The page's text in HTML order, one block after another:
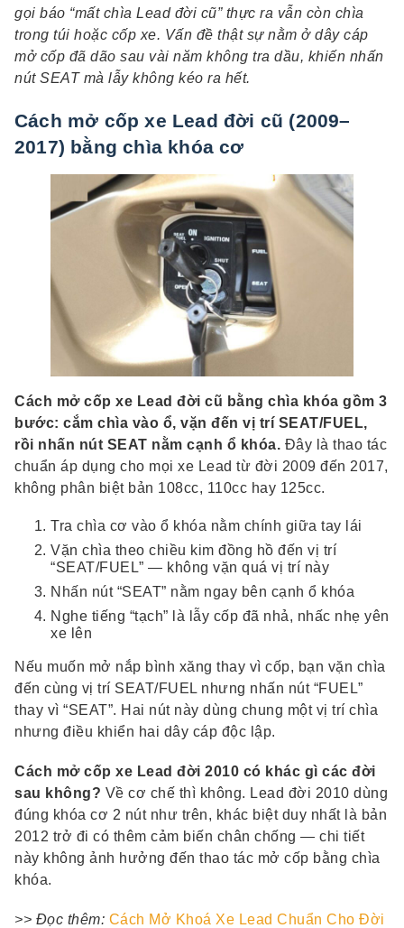
gọi báo “mất chìa Lead đời cũ” thực ra vẫn còn chìa
trong túi hoặc cốp xe. Vấn đề thật sự nằm ở dây cáp
mở cốp đã dão sau vài năm không tra dầu, khiến nhấn
nút SEAT mà lẫy không kéo ra hết.
Cách mở cốp xe Lead đời cũ (2009–
2017) bằng chìa khóa cơ
Cách mở cốp xe Lead đời cũ bằng chìa khóa gồm 3
bước: cắm chìa vào ổ, vặn đến vị trí SEAT/FUEL,
rồi nhấn nút SEAT nằm cạnh ổ khóa. Đây là thao tác
chuẩn áp dụng cho mọi xe Lead từ đời 2009 đến 2017,
không phân biệt bản 108cc, 110cc hay 125cc.
Tra chìa cơ vào ổ khóa nằm chính giữa tay lái
Vặn chìa theo chiều kim đồng hồ đến vị trí
“SEAT/FUEL” — không vặn quá vị trí này
Nhấn nút “SEAT” nằm ngay bên cạnh ổ khóa
Nghe tiếng “tạch” là lẫy cốp đã nhả, nhấc nhẹ yên
xe lên
Nếu muốn mở nắp bình xăng thay vì cốp, bạn vặn chìa
đến cùng vị trí SEAT/FUEL nhưng nhấn nút “FUEL”
thay vì “SEAT”. Hai nút này dùng chung một vị trí chìa
nhưng điều khiển hai dây cáp độc lập.
Cách mở cốp xe Lead đời 2010 có khác gì các đời
sau không? Về cơ chế thì không. Lead đời 2010 dùng
đúng khóa cơ 2 nút như trên, khác biệt duy nhất là bản
2012 trở đi có thêm cảm biến chân chống — chi tiết
này không ảnh hưởng đến thao tác mở cốp bằng chìa
khóa.
>> Đọc thêm: Cách Mở Khoá Xe Lead Chuẩn Cho Đời